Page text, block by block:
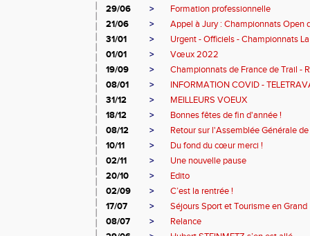
29/06
>
Formation professionnelle
21/06
>
Appel à Jury : Championnats Open
31/01
>
Urgent - Officiels - Championnats
01/01
>
Vœux 2022
19/09
>
Championnats de France de Trail -
08/01
>
INFORMATION COVID -
31/12
>
MEILLEURS VOEUX
18/12
>
Bonnes fêtes de fin d'année !
08/12
>
Retour sur l'Assemblée Générale
10/11
>
Du fond du cœur merci !
02/11
>
Une nouvelle pause
20/10
>
Edito
02/09
>
C’est la rentrée !
17/07
>
Séjours Sport et Tourisme en Grand
08/07
>
Relance